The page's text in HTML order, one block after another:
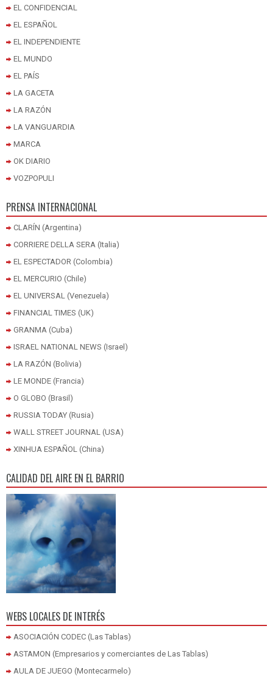
EL CONFIDENCIAL
EL ESPAÑOL
EL INDEPENDIENTE
EL MUNDO
EL PAÍS
LA GACETA
LA RAZÓN
LA VANGUARDIA
MARCA
OK DIARIO
VOZPOPULI
PRENSA INTERNACIONAL
CLARÍN (Argentina)
CORRIERE DELLA SERA (Italia)
EL ESPECTADOR (Colombia)
EL MERCURIO (Chile)
EL UNIVERSAL (Venezuela)
FINANCIAL TIMES (UK)
GRANMA (Cuba)
ISRAEL NATIONAL NEWS (Israel)
LA RAZÓN (Bolivia)
LE MONDE (Francia)
O GLOBO (Brasil)
RUSSIA TODAY (Rusia)
WALL STREET JOURNAL (USA)
XINHUA ESPAÑOL (China)
CALIDAD DEL AIRE EN EL BARRIO
WEBS LOCALES DE INTERÉS
ASOCIACIÓN CODEC (Las Tablas)
ASTAMON (Empresarios y comerciantes de Las Tablas)
AULA DE JUEGO (Montecarmelo)